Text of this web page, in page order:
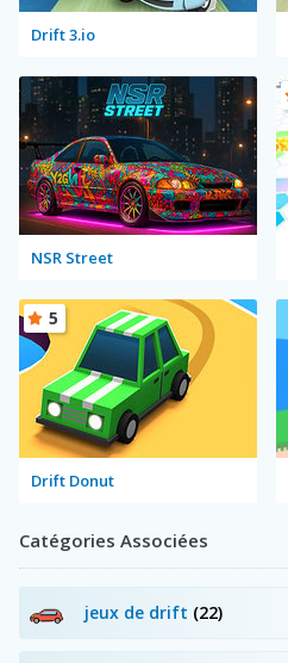
Drift 3.io
NSR Street
Drift Donut
5
Catégories Associées
jeux de drift (22)